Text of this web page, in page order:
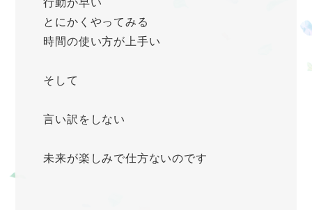
行動が早い
とにかくやってみる
時間の使い方が上手い
そして
言い訳をしない
未来が楽しみで仕方ないのです